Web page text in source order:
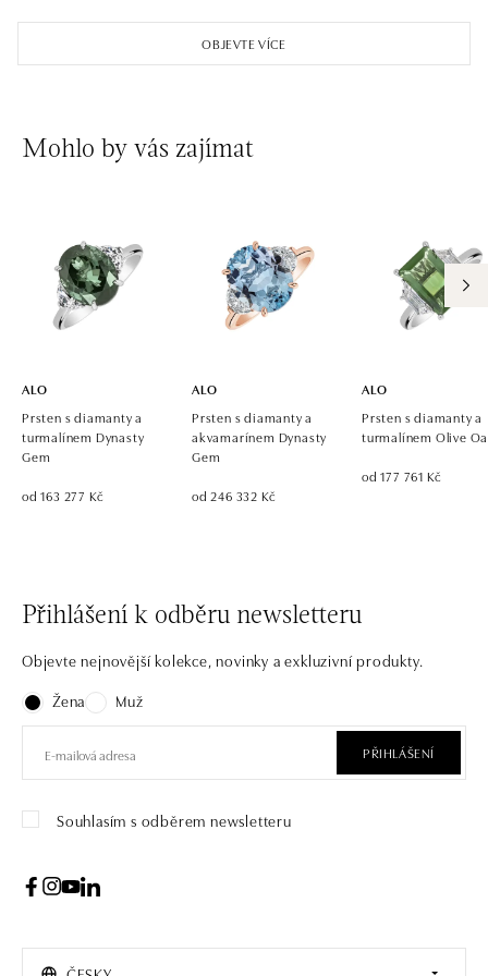
Einsteinova 18, 851 01 Bratislava
ALO diamonds OC Avion, Bratislava
Ivanská cesta 16, 821 04 Bratislava
ALO diamonds OC Eurovea, Bratislava
Pribinova 8, 811 09 Bratislava
tel.: +421 917 090 700, +421 918 777 670
OBJEVTE VÍCE
Mohlo by vás zajímat
ALO
Prsten s diamanty a
turmalínem Dynasty
Gem
od 163 277 Kč
ALO
Prsten s diamanty a
akvamarínem Dynasty
Gem
od 246 332 Kč
ALO
Prsten s diamanty a
turmalínem Olive
od 177 761 Kč
Přihlášení k odběru newsletteru
Objevte nejnovější kolekce, novinky a exkluzivní produkty.
Žena
Muž
PŘIHLÁŠENÍ
Souhlasím s odběrem newsletteru